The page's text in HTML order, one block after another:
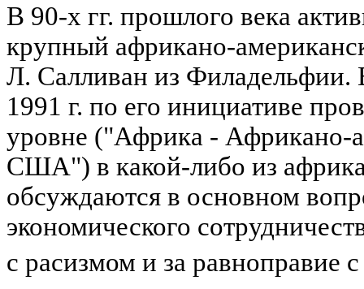
В 90-х гг. прошлого века
крупный африкано-
Л. Салливан из Филадельфии.
1991 г. по его инициативе
уровне ("Африка - Африкано-
США") в какой-либо из
обсуждаются в основном
экономического
с расизмом и за равноправие